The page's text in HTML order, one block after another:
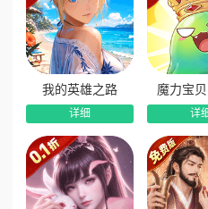
自由，策略性拉满。
【全系萌宠养成，属性克制
游戏拥有海量高颜值萌宠
悉数登场，造型呆萌可爱。宠物
系、妖怪系、神兽系五大品类，
属性克制关系，适配各类战斗
强敌。
【多元经典副本，组队挑
我的英雄之路
详细
魔力宝
详